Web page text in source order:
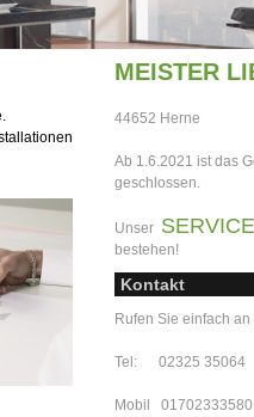
MEISTER
44652 Herne
Ab 1.6.2021 ist das
geschlossen.
Unser SERVICE
bestehen!
Kontakt
Rufen Sie einfach an
Tel: 02325 35064
Mobil 01702333580